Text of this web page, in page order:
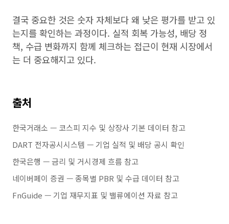
결국 중요한 것은 숫자 자체보다 왜 낮은 평가를 받고 있
는지를 확인하는 과정이다. 실적 회복 가능성, 배당 정
책, 수급 변화까지 함께 체크하는 접근이 현재 시장에서
는 더 중요해지고 있다.
출처
한국거래소 — 코스피 지수 및 상장사 기본 데이터 참고
DART 전자공시시스템 — 기업 실적 및 배당 공시 확인
한국은행 — 금리 및 거시경제 흐름 참고
네이버페이 증권 — 종목별 PBR 및 수급 데이터 참고
FnGuide — 기업 재무지표 및 밸류에이션 자료 참고